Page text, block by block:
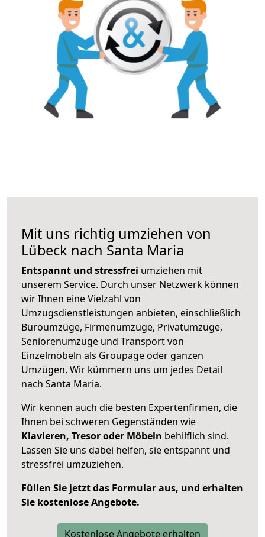
Mit uns richtig umziehen von
Lübeck nach Santa Maria
Entspannt und stressfrei umziehen mit
unserem Service. Durch unser Netzwerk können
wir Ihnen eine Vielzahl von
Umzugsdienstleistungen anbieten, einschließlich
Büroumzüge, Firmenumzüge, Privatumzüge,
Seniorenumzüge und Transport von
Einzelmöbeln als Groupage oder ganzen
Umzügen. Wir kümmern uns um jedes Detail
nach Santa Maria.
Wir kennen auch die besten Expertenfirmen, die
Ihnen bei schweren Gegenständen wie
Klavieren, Tresor oder Möbeln behilflich sind.
Lassen Sie uns dabei helfen, sie entspannt und
stressfrei umzuziehen.
Füllen Sie jetzt das Formular aus, und erhalten
Sie kostenlose Angebote.
Kostenlose Angebote erhalten